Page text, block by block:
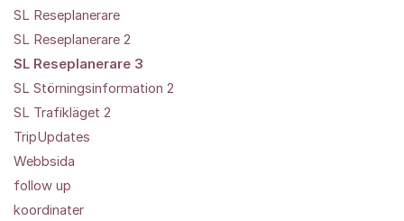
SL Reseplanerare
SL Reseplanerare 2
SL Reseplanerare 3
SL Störningsinformation 2
SL Trafikläget 2
TripUpdates
Webbsida
follow up
koordinater